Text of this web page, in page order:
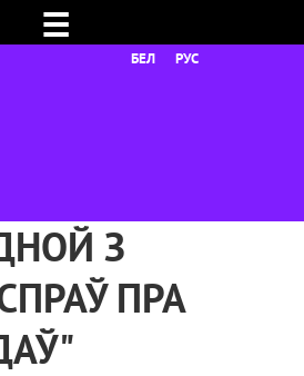
☰
БЕЛ РУС
З
ПРА